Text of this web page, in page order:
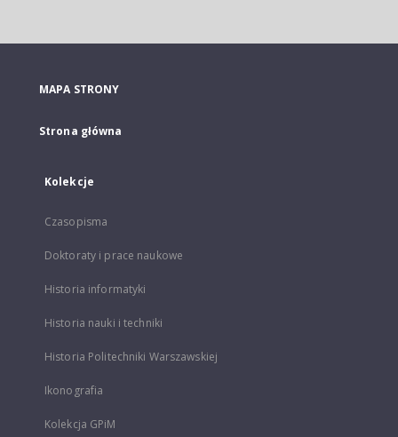
MAPA STRONY
Strona główna
Kolekcje
Czasopisma
Doktoraty i prace naukowe
Historia informatyki
Historia nauki i techniki
Historia Politechniki Warszawskiej
Ikonografia
Kolekcja GPiM